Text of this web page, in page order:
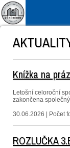
Knížka na
Letošní celoroční
zakončena
30.06.2026 | Počet
ROZLUČKA